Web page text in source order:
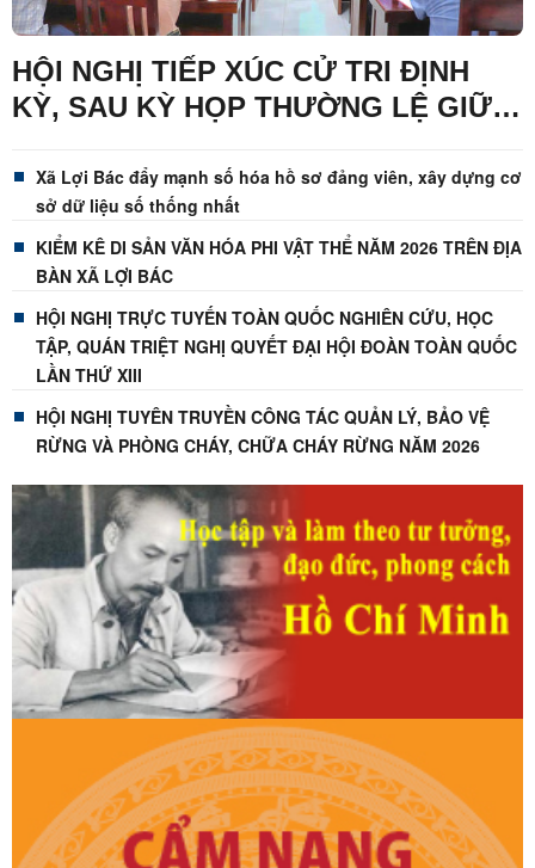
HỘI NGHỊ TIẾP XÚC CỬ TRI ĐỊNH
KỲ, SAU KỲ HỌP THƯỜNG LỆ GIỮA
HĐND TỈNH LẠNG SƠN
Xã Lợi Bác đẩy mạnh số hóa hồ sơ đảng viên, xây dựng cơ
sở dữ liệu số thống nhất
KIỂM KÊ DI SẢN VĂN HÓA PHI VẬT THỂ NĂM 2026 TRÊN ĐỊA
BÀN XÃ LỢI BÁC
HỘI NGHỊ TRỰC TUYẾN TOÀN QUỐC NGHIÊN CỨU, HỌC
TẬP, QUÁN TRIỆT NGHỊ QUYẾT ĐẠI HỘI ĐOÀN TOÀN QUỐC
LẦN THỨ XIII
HỘI NGHỊ TUYÊN TRUYỀN CÔNG TÁC QUẢN LÝ, BẢO VỆ
RỪNG VÀ PHÒNG CHÁY, CHỮA CHÁY RỪNG NĂM 2026
Kiểm tra công tác giải phóng mặt bằng dự án đầu tư mở
rộng nâng công suất mỏ, Công ty than Na Dương-VVMI
TỔ ĐẠI BIỂU SỐ 4 HĐND XÃ LỢI BÁC TỔ CHỨC HỘI NGHỊ
TIẾP XÚC CỬ TRI , SAU KỲ HỌP THƯỜNG LỆ GIỮA NĂM
2026 ĐỐI VỚI CỬ TRI CỤM THÔN KHÒN CHÁO- CO CAI,
THÔN HỢP NHẤT VÀ THÔN KHÒN SÈ
UBND XÃ LỢI BÁC TỔ CHỨC LỄ CÔNG BỐ CÁC QUYẾT
ĐỊNH VỀ TỔ BẢO VỆ AN NINH, TRẬT TỰ Ở CƠ SỞ
Hội nghị toàn quốc quán triệt và triển khai thực hiện Nghị
quyết Hội nghị lần thứ ba Ban Chấp hành Trung ương
Đảng khóa XIV
UBND XÃ LỢI BÁC TỔ CHỨC HỌP DỮ LIỆU CẤP XÃ TRIỂN